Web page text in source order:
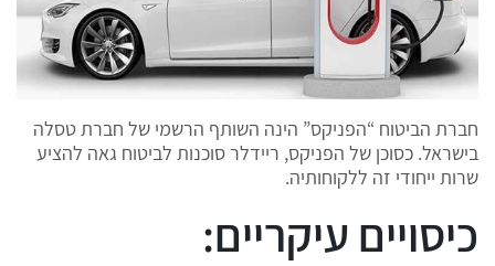
חברת הביטוח “הפניקס” הינה השותף הרשמי של חברת טסלה
בישראל. כסוכן של הפניקס, ריידלר סוכנות לביטוח גאה להציע
שרות ייחודי זה ללקוחותיה.
כיסויים עיקריים: